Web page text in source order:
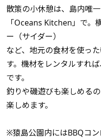
散策の小休憩は、島内唯
「Oceans Kitchen」で。
ー（サイダー）
など、地元の食材を使っ
す。機材をレンタルすれ
です。
釣りや磯遊びも楽しめる
楽しめます。
※猿島公園内にはBBQコ